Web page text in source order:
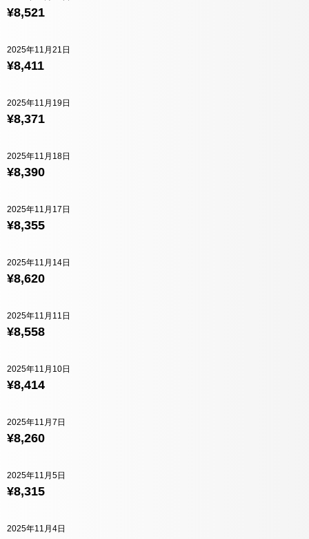
¥8,521
¥8,411
2025年11月21日
¥8,371
2025年11月19日
¥8,390
2025年11月18日
¥8,355
2025年11月17日
¥8,620
2025年11月14日
¥8,558
2025年11月11日
¥8,414
2025年11月10日
¥8,260
2025年11月7日
¥8,315
2025年11月5日
2025年11月4日